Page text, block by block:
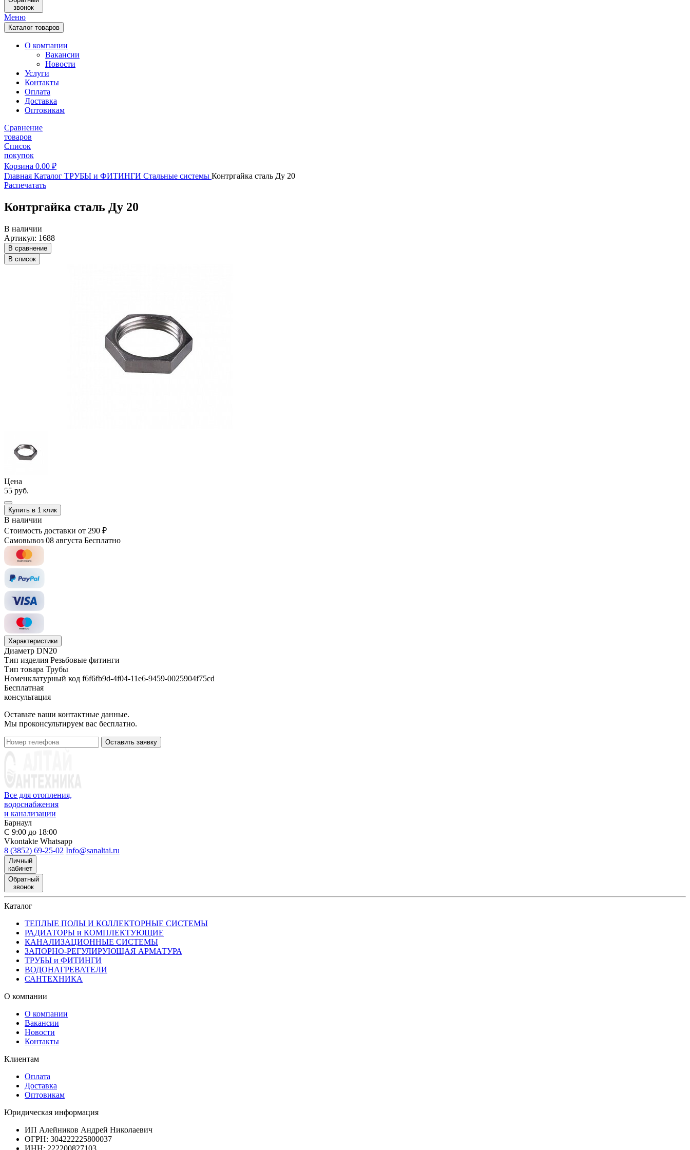
звонок
Меню
Каталог товаров
О компании
Вакансии
Новости
Услуги
Контакты
Оплата
Доставка
Оптовикам
Сравнение
товаров
Список
покупок
Корзина 0.00 ₽
Главная Каталог ТРУБЫ и ФИТИНГИ Стальные системы Контргайка сталь Ду 20
Распечатать
Контргайка сталь Ду 20
В наличии
Артикул: 1688
В сравнение
В список
Цена
55 руб.
Купить в 1 клик
В наличии
Стоимость доставки от 290 ₽
Самовывоз 08 августа Бесплатно
Характеристики
Диаметр DN20
Тип изделия Резьбовые фитинги
Тип товара Трубы
Номенклатурный код f6f6fb9d-4f04-11e6-9459-0025904f75cd
Бесплатная
консультация
Оставьте ваши контактные данные.
Мы проконсультируем вас бесплатно.
Оставить заявку
Все для отопления,
водоснабжения
и канализации
Барнаул
С 9:00 до 18:00
Vkontakte Whatsapp
8 (3852) 69-25-02 Info@sanaltai.ru
Личный
кабинет
Обратный
звонок
Каталог
ТЕПЛЫЕ ПОЛЫ И КОЛЛЕКТОРНЫЕ СИСТЕМЫ
РАДИАТОРЫ и КОМПЛЕКТУЮЩИЕ
КАНАЛИЗАЦИОННЫЕ СИСТЕМЫ
ЗАПОРНО-РЕГУЛИРУЮЩАЯ АРМАТУРА
ТРУБЫ и ФИТИНГИ
ВОДОНАГРЕВАТЕЛИ
САНТЕХНИКА
О компании
О компании
Вакансии
Новости
Контакты
Клиентам
Оплата
Доставка
Оптовикам
Юридическая информация
ИП Алейников Андрей Николаевич
ОГРН: 304222225800037
ИНН: 222200827103